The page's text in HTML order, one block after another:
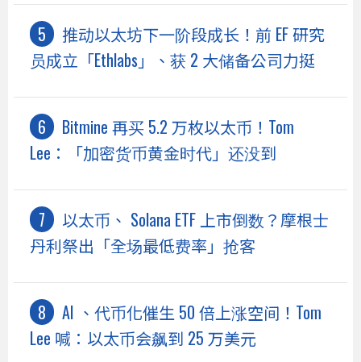
推动以太坊下一阶段成长！前 EF 研究
员成立「Ethlabs」、获 2 大储备公司力挺
Bitmine 再买 5.2 万枚以太币！Tom
Lee：「加密货币黄金时代」还没到
以太币、 Solana ETF 上市倒数？摩根士
丹利祭出「全场最低费率」抢客
AI 、代币化催生 50 倍上涨空间！Tom
Lee 喊：以太币会飙到 25 万美元